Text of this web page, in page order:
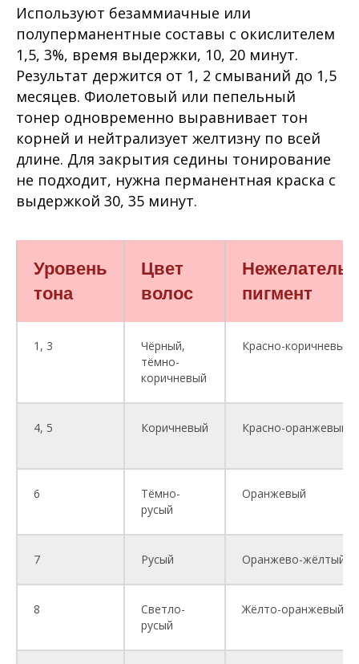
Используют безаммиачные или
полуперманентные составы с окислителем
1,5, 3%, время выдержки, 10, 20 минут.
Результат держится от 1, 2 смываний до 1,5
месяцев. Фиолетовый или пепельный
тонер одновременно выравнивает тон
корней и нейтрализует желтизну по всей
длине. Для закрытия седины тонирование
не подходит, нужна перманентная краска с
выдержкой 30, 35 минут.
Уровень
тона
Цвет
волос
пигмент
1, 3
Чёрный,
тёмно-
коричневый
Красно-коричневый
4, 5 Коричневый Красно-оранжевый
6
Тёмно-
русый
Оранжевый
7 Русый Оранжево-жёлтый
8
Светло-
русый
Жёлто-оранжевый